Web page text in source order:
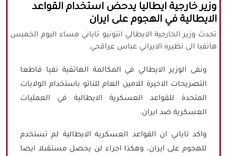
يُرجى ذكر المصدر عند نقل أي موضوع عن
موقعنا
وزير خارجية ايطاليا يدحض استخدام القواعد
الايطالية في الهجوم على ايران
تحدث وزير الخارجية الايطالي انتونيو تاياني مساء اليوم الخميس
هاتفيا الى نظيره الايراني عباس عراقجي.
ونفى الوزير الايطالي في المكالمة الهاتفية نفيا قاطعا
التصريحات الاخيرة للامين العام للناتو باستخدام الولايات
المتحدة للقواعد العسكرية الايطالية في العمليات
العسكرية ضد ايران.
واكد تاياني ان القواعد العسكرية الايطالية لم تستخدم
للهجوم على ايران، وهكذا اجراء لن يحصل مستقبلا ايضا